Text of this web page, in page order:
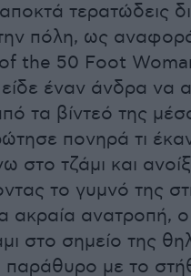
τερατώδεις
πόλη, ως
the 50 Foot
έναν άνδρα να
τα βίντεό της
πονηρά τι
στο τζάμι και
το γυμνό της
ακραία ανατροπή,
στο σημείο της
παράθυρο με το